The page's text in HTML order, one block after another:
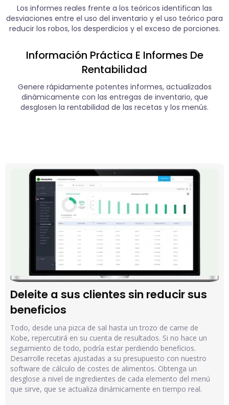
Los informes reales frente a los teóricos identifican las
desviaciones entre el uso del inventario y el uso teórico para
reducir los robos, los desperdicios y el exceso de porciones.
Información Práctica E Informes De
Rentabilidad
Genere rápidamente potentes informes, actualizados
dinámicamente con las entregas de inventario, que
desglosen la rentabilidad de las recetas y los menús.
Deleite a sus clientes sin reducir sus
beneficios
Todo, desde una pizca de sal hasta un trozo de carne de
Kobe, repercutirá en su cuenta de resultados. Si no hace un
seguimiento de todo, podría estar perdiendo beneficios.
Desarrolle recetas ajustadas a su presupuesto con nuestro
software de cálculo de costes de alimentos. Obtenga un
desglose a nivel de ingredientes de cada elemento del menú
que sirve, que se actualiza dinámicamente en tiempo real.